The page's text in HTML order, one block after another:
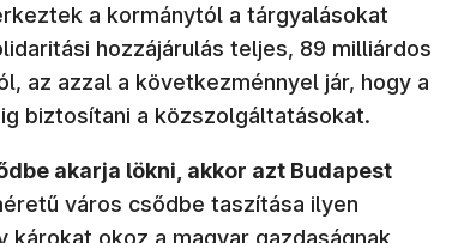
a kormánytól a tárgyalásokat
hozzájárulás teljes, 89 milliárdos
az azzal a következménnyel jár, hogy a
biztosítani a közszolgáltatásokat.
akarja lökni, akkor azt Budapest
város csődbe taszítása ilyen
okoz a magyar gazdaságnak,